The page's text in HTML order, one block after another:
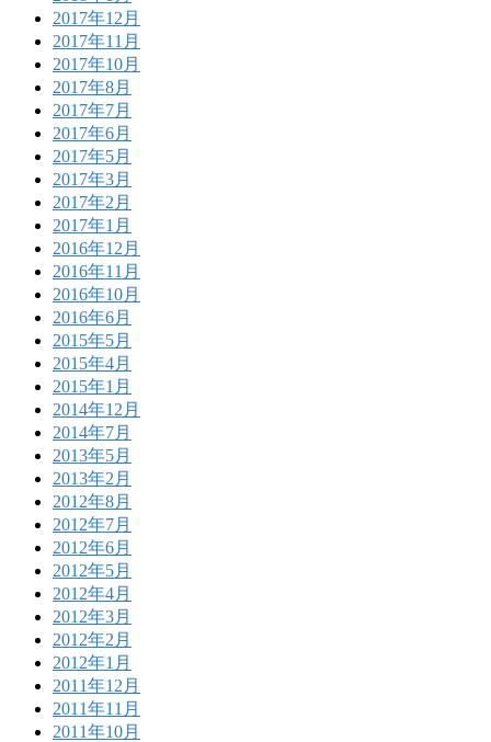
2017年12月
2017年11月
2017年10月
2017年8月
2017年7月
2017年6月
2017年5月
2017年3月
2017年2月
2017年1月
2016年12月
2016年11月
2016年10月
2016年6月
2015年5月
2015年4月
2015年1月
2014年12月
2014年7月
2013年5月
2013年2月
2012年8月
2012年7月
2012年6月
2012年5月
2012年4月
2012年3月
2012年2月
2012年1月
2011年12月
2011年11月
2011年10月